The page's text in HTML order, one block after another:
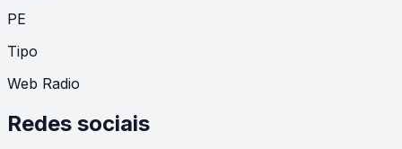
PE
Tipo
Web Radio
Redes sociais